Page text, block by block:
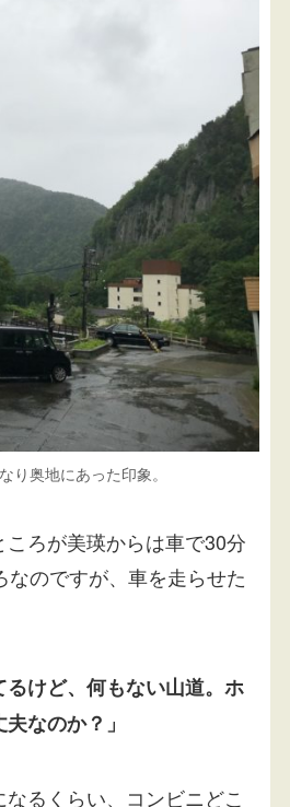
り奥地にあった印象。
ろが美瑛からは車で30分
なのですが、車を走らせた
るけど、何もない山道。ホ
なのか？」
るくらい、コンビニどこ